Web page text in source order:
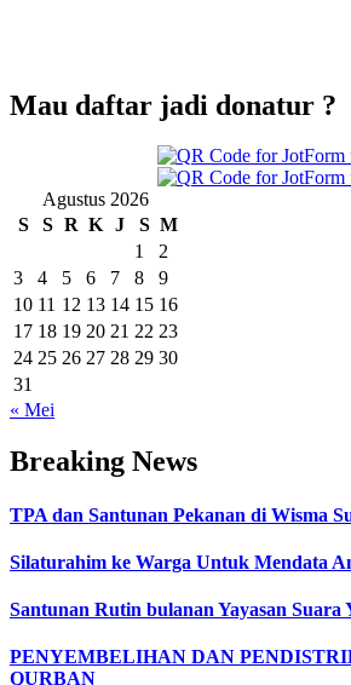
mengambil persoalan ini tanpa hisab"
Mau daftar jadi donatur ?
Agustus 2026
S
S R K J S M
1
2
3
4 5 6 7 8
9
10 11 12 13 14 15 16
17 18 19 20 21 22 23
24 25 26 27 28 29 30
31
« Mei
Breaking News
TPA dan Santunan Pekanan di Wisma
Silaturahim ke Warga Untuk Mendata
Santunan Rutin bulanan Yayasan Suara
PENYEMBELIHAN DAN
QURBAN